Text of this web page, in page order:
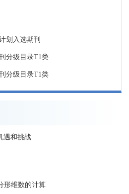
划入选期刊
分级目录T1类
分级目录T1类
遇和挑战
形维数的计算